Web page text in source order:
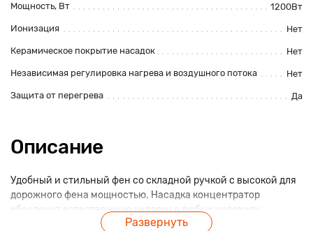
Мощность, Вт 1200Вт
Ионизация Нет
Керамическое покрытие насадок Нет
Независимая регулировка нагрева и воздушного потока Нет
Защита от перегрева Да
Описание
Удобный и стильный фен со складной ручкой с высокой для
дорожного фена мощностью. Насадка концентратор
обеспечит естественную укладку в любых условиях.
Оптимален для поездок и доставляет удовольствие от
Развернуть